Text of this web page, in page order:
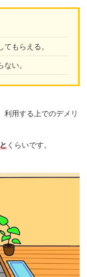
もらえる。
い。
用する上でのデメリ
くらいです。